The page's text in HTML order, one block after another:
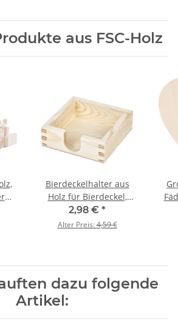
aus FSC-Holz
Bierdeckelhalter aus
Holz für Bierdeckel,
125 × 125 × 45 mm
2,98 € *
Alter Preis:4,59 €
dazu folgende
Artikel: